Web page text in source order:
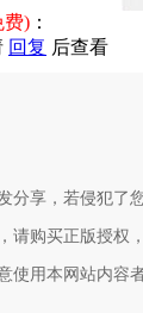
费) ：
回复 后查看
分享，若侵犯了
请购买正版授权
使用本网站内容